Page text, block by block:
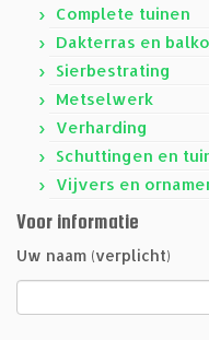
Complete tuinen
Dakterras en
Sierbestrating
Metselwerk
Verharding
Schuttingen en
Vijvers en
Voor informatie
Uw naam (verplicht)